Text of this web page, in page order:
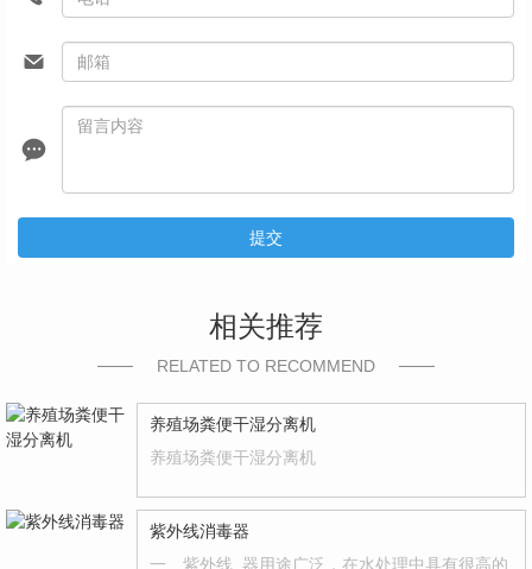
提交
相关推荐
RELATED TO RECOMMEND
养殖场粪便干湿分离机
养殖场粪便干湿分离机
紫外线消毒器
一、紫外线..器用途广泛，在水处理中具有很高的